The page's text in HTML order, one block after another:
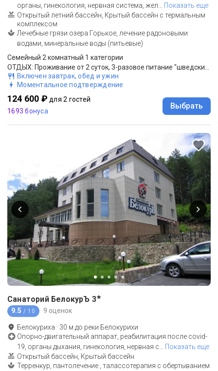
органы, гинекология, нервная система, жел
Показать еще
Открытый летний бассейн, Крытый бассейн с термальным
комплексом
Лечебные грязи озера Горькое, лечение радоновыми
водами, минеральные воды (питьевые)
Семейный 2 комнатный 1 категории
Включен завтрак, обед и ужин
Моментальное подтверждение
124 600 ₽ для 2 гостей
1693 бонуса
Выбрать
Санаторий БелокурЪ 3★
9.5 / 10 9 оценок
Белокуриха · 30 м до реки Белокурихи
Опорно-двигательный аппарат, реабилитация после covid-
19, органы дыхания, гинекология, нервная с
Показать еще
Открытый бассейн, Крытый бассейн
Терренкур, пантолечение , талассотерапия с обертыванием